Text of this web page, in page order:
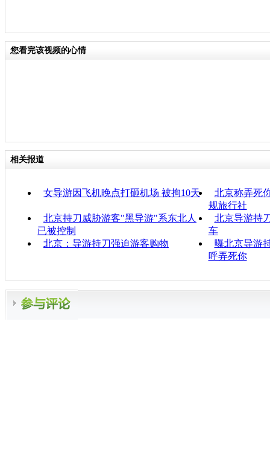
您看完该视频的心情
相关报道
女导游因飞机晚点打砸机场 被拘10天
北京称弄死
规旅行社
北京持刀威胁游客"黑导游"系东北人
已被控制
北京导游持
车
北京：导游持刀强迫游客购物
曝北京导游
呼弄死你